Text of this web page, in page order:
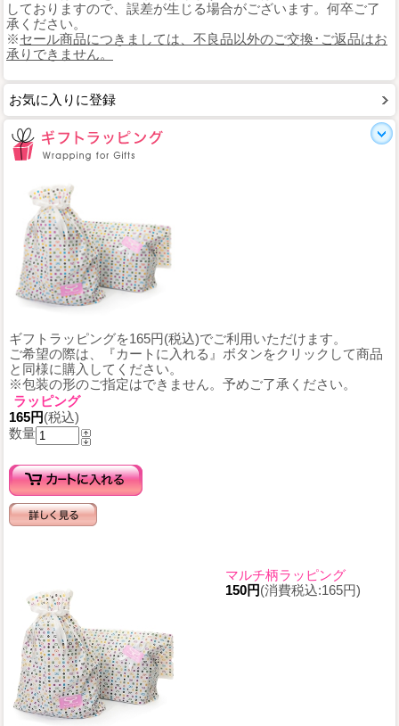
しておりますので、誤差が生じる場合がございます。何卒ご了
承ください。
※セール商品につきましては、不良品以外のご交換･ご返品はお
承りできません。
お気に入りに登録
ギフトラッピングを165円(税込)でご利用いただけます。
ご希望の際は、『カートに入れる』ボタンをクリックして商品
と同様に購入してください。
※包装の形のご指定はできません。予めご了承ください。
ラッピング
165円(税込)
数量
マルチ柄ラッピング
150円(消費税込:165円)